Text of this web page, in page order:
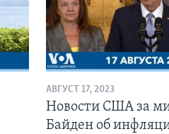
АВГУСТ 17, 2023
Новости США за
Байден об